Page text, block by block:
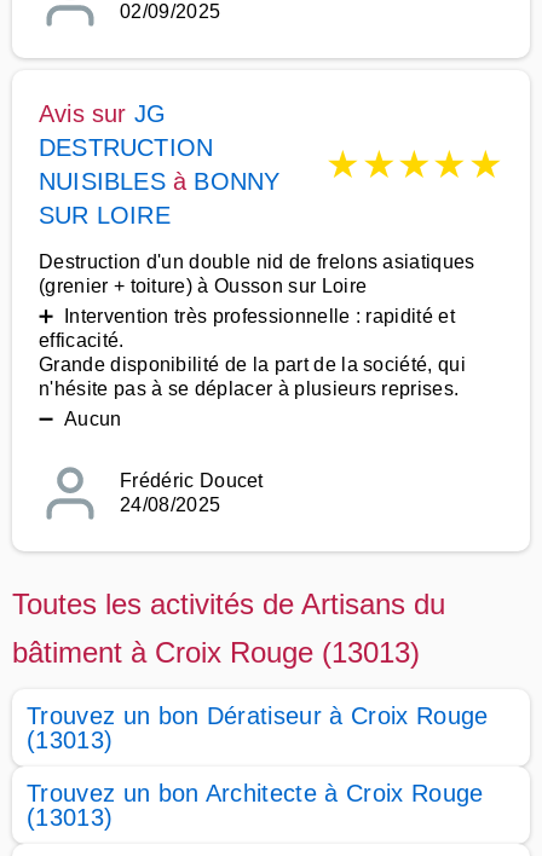
02/09/2025
Avis sur JG
DESTRUCTION
NUISIBLESà BONNY
SUR LOIRE
★★★★★
Destruction d'un double nid de frelons asiatiques
(grenier + toiture) à Ousson sur Loire
➕ Intervention très professionnelle : rapidité et
efficacité.
Grande disponibilité de la part de la société, qui
n'hésite pas à se déplacer à plusieurs reprises.
➖ Aucun
Frédéric Doucet
24/08/2025
Toutes les activités de Artisans du
bâtiment à Croix Rouge (13013)
Trouvez un bon Dératiseur à Croix Rouge
(13013)
Trouvez un bon Architecte à Croix Rouge
(13013)